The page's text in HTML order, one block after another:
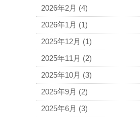
2026年2月 (4)
2026年1月 (1)
2025年12月 (1)
2025年11月 (2)
2025年10月 (3)
2025年9月 (2)
2025年6月 (3)